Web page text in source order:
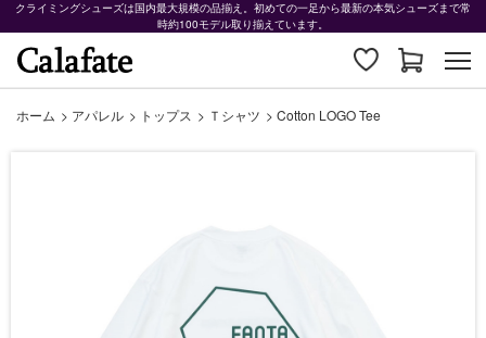
クライミングシューズは国内最大規模の品揃え。初めての一足から最新の本気シューズまで常
時約100モデル取り揃えています。
ホーム > アパレル > トップス > Ｔシャツ > Cotton LOGO Tee